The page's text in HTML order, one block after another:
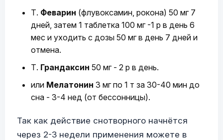
Т. Феварин (флувоксамин, рокона) 50 мг 7
дней, затем 1 таблетка 100 мг -1 р в день 6
мес и уходить с дозы 50 мг в день 7 дней и
отмена.
Т. Грандаксин 50 мг - 2 р в день.
или Мелатонин 3 мг по 1 т за 30-40 мин до
сна - 3-4 нед (от бессонницы).
Так как действие снотворного начнётся
через 2-3 недели применения можете в